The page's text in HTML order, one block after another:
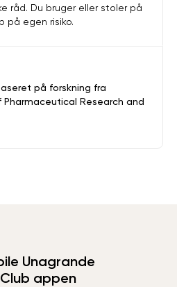
på forskning fra
Research and
råd. Du bruger eller stoler på
på egen risiko.
Unagrande
appen